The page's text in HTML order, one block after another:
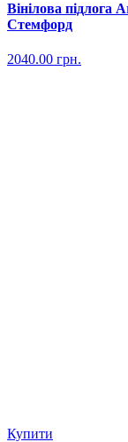
Вінілова підлога
Стемфорд
2040.00 грн.
Купити